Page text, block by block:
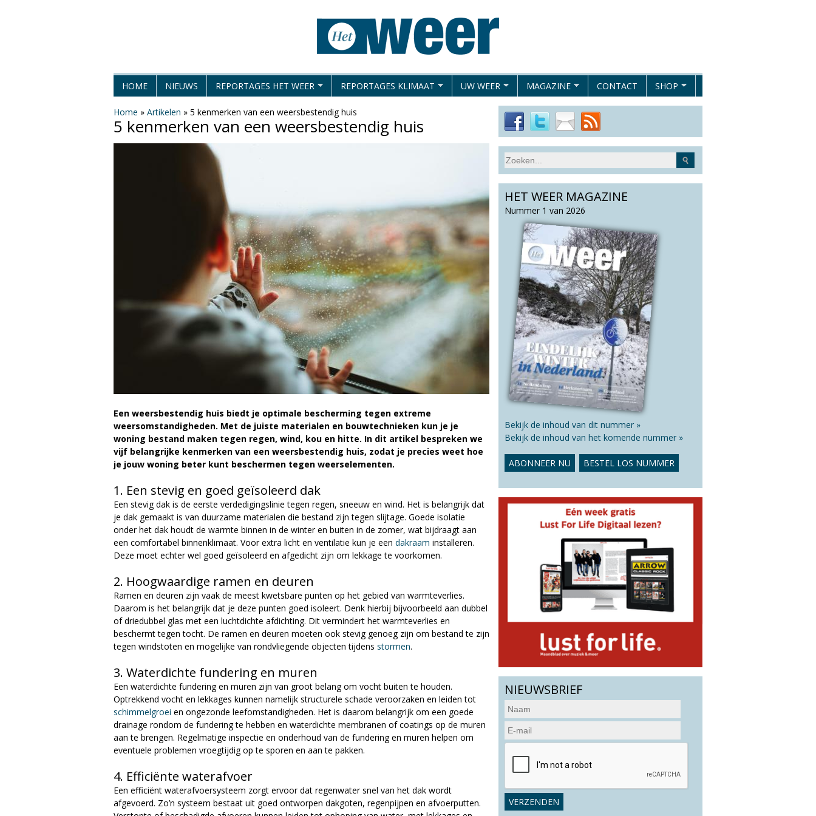
naar
algemene
inhoud
H
e
t
g
i
n
e
HOME NIEUWS REPORTAGES HET WEER REPORTAGES KLIMAAT UW WEER MAGAZINE CONTACT SHOP
Home » Artikelen » 5 kenmerken van een weersbestendig huis
5 kenmerken van een weersbestendig huis
Een weersbestendig huis biedt je optimale bescherming tegen extreme
weersomstandigheden. Met de juiste materialen en bouwtechnieken kun je je
woning bestand maken tegen regen, wind, kou en hitte. In dit artikel bespreken we
vijf belangrijke kenmerken van een weersbestendig huis, zodat je precies weet hoe
je jouw woning beter kunt beschermen tegen weerselementen.
1. Een stevig en goed geïsoleerd dak
Een stevig dak is de eerste verdedigingslinie tegen regen, sneeuw en wind. Het is belangrijk dat
je dak gemaakt is van duurzame materialen die bestand zijn tegen slijtage. Goede isolatie
onder het dak houdt de warmte binnen in de winter en buiten in de zomer, wat bijdraagt aan
een comfortabel binnenklimaat. Voor extra licht en ventilatie kun je een dakraam installeren.
Deze moet echter wel goed geïsoleerd en afgedicht zijn om lekkage te voorkomen.
2. Hoogwaardige ramen en deuren
Ramen en deuren zijn vaak de meest kwetsbare punten op het gebied van warmteverlies.
Daarom is het belangrijk dat je deze punten goed isoleert. Denk hierbij bijvoorbeeld aan dubbel
of driedubbel glas met een luchtdichte afdichting. Dit vermindert het warmteverlies en
beschermt tegen tocht. De ramen en deuren moeten ook stevig genoeg zijn om bestand te zijn
tegen windstoten en mogelijke van rondvliegende objecten tijdens stormen.
3. Waterdichte fundering en muren
Een waterdichte fundering en muren zijn van groot belang om vocht buiten te houden.
Optrekkend vocht en lekkages kunnen namelijk structurele schade veroorzaken en leiden tot
schimmelgroei en ongezonde leefomstandigheden. Het is daarom belangrijk om een goede
drainage rondom de fundering te hebben en waterdichte membranen of coatings op de muren
aan te brengen. Regelmatige inspectie en onderhoud van de fundering en muren helpen om
eventuele problemen vroegtijdig op te sporen en aan te pakken.
4. Efficiënte waterafvoer
Een efficiënt waterafvoersysteem zorgt ervoor dat regenwater snel van het dak wordt
afgevoerd. Zo’n systeem bestaat uit goed ontworpen dakgoten, regenpijpen en afvoerputten.
Z
o
e
k
S
e
a
r
c
HET WEER MAGAZINE
Nummer 1 van 2026
Bekijk de inhoud van dit nummer »
Bekijk de inhoud van het komende nummer »
ABONNEER NU BESTEL LOS NUMMER
NIEUWSBRIEF